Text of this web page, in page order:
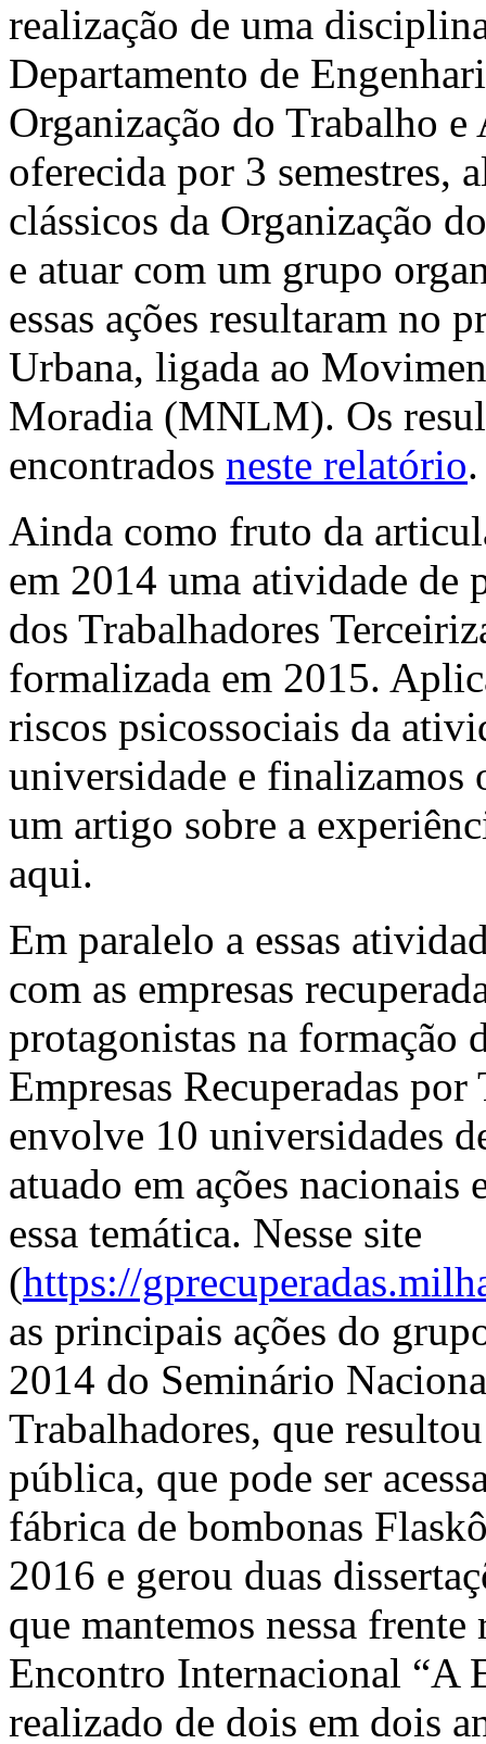
realização de uma
Departamento de
Organização do Trabalho
oferecida por 3 semestres,
clássicos da Organização
e atuar com um grupo
essas ações resultaram no
Urbana, ligada ao
Moradia (MNLM). Os
encontrados neste relatório.
Ainda como fruto da
em 2014 uma atividade de
dos Trabalhadores
formalizada em 2015.
riscos psicossociais da
universidade e finalizamos
um artigo sobre a
aqui.
Em paralelo a essas
com as empresas
protagonistas na formação
Empresas Recuperadas
envolve 10 universidades
atuado em ações
essa temática. Nesse site
(https://
as principais ações do
2014 do Seminário
Trabalhadores, que
pública, que pode ser
fábrica de bombonas
2016 e gerou duas
que mantemos nessa
Encontro Internacional “A
realizado de dois em dois